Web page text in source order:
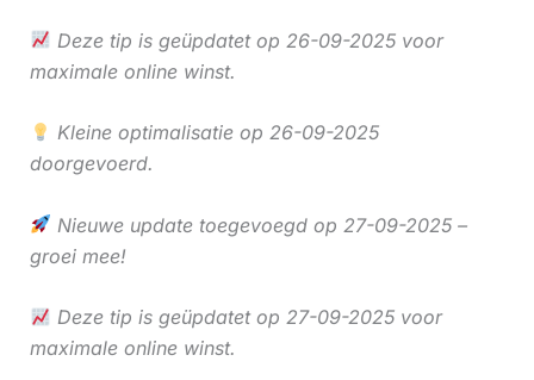
Deze tip is geüpdatet op 26-09-2025 voor
maximale online winst.
Kleine optimalisatie op 26-09-2025
doorgevoerd.
Nieuwe update toegevoegd op 27-09-2025 –
groei mee!
Deze tip is geüpdatet op 27-09-2025 voor
maximale online winst.